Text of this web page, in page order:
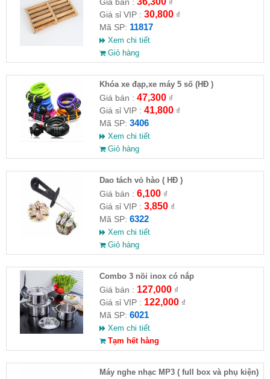
Giá sỉ VIP : 30,800₫
Mã SP: 11817
Xem chi tiết
Giỏ hàng
Khóa xe đạp,xe máy 5 số (HĐ )
Giá bán : 47,300₫
Giá sỉ VIP : 41,800₫
Mã SP: 3406
Xem chi tiết
Giỏ hàng
Dao tách vỏ hào ( HĐ )
Giá bán : 6,100₫
Giá sỉ VIP : 3,850₫
Mã SP: 6322
Xem chi tiết
Giỏ hàng
Combo 3 nồi inox có nắp
Giá bán : 127,000₫
Giá sỉ VIP : 122,000₫
Mã SP: 6021
Xem chi tiết
Tạm hết hàng
Máy nghe nhạc MP3 ( full box và phụ kiện)